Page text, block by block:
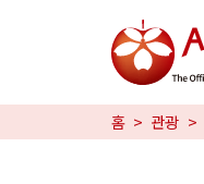
홈 관광